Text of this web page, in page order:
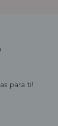
para ti!